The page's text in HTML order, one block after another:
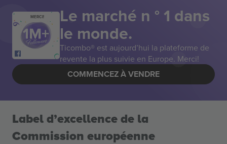
MERCI! Le marché n ° 1 dans
le monde.
Ticombo® est aujourd’hui la plateforme de
revente la plus suivie en Europe. Merci!
COMMENCEZ À VENDRE
Label d’excellence de la
Commission européenne